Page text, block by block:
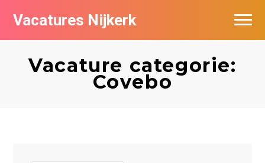
Vacatures Nijkerk
Vacature categorie:
Covebo